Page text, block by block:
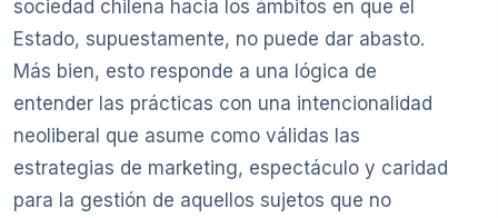
sociedad chilena hacia los ámbitos en que el
Estado, supuestamente, no puede dar abasto.
Más bien, esto responde a una lógica de
entender las prácticas con una intencionalidad
neoliberal que asume como válidas las
estrategias de marketing, espectáculo y caridad
para la gestión de aquellos sujetos que no